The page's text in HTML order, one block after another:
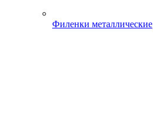
Филенки металлические